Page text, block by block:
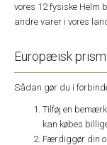
vores 12 fysiske Helm
andre varer i vores
Europæisk
Sådan gør du i
Tilføj en
kan købes
Færdiggør din